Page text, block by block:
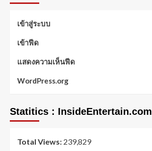
เข้าสู่ระบบ
เข้าฟีด
แสดงความเห็นฟีด
WordPress.org
Statitics : InsideEntertain.com
Total Views: 239,829